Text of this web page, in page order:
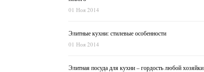
01 Ноя 2014
Элитные кухни: стилевые особенности
01 Ноя 2014
Элитная посуда для кухни – гордость любой хозяйки